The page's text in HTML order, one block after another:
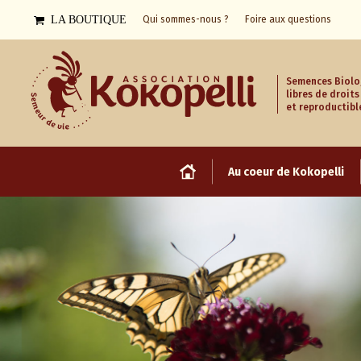
LA BOUTIQUE Qui sommes-nous ? Foire aux questions
Semences
libres de droits
et
Au coeur de Kokopelli